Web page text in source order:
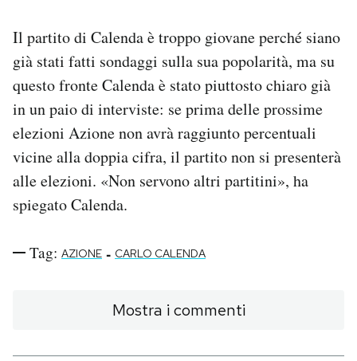
Il partito di Calenda è troppo giovane perché siano
già stati fatti sondaggi sulla sua popolarità, ma su
questo fronte Calenda è stato piuttosto chiaro già
in un paio di interviste: se prima delle prossime
elezioni Azione non avrà raggiunto percentuali
vicine alla doppia cifra, il partito non si presenterà
alle elezioni. «Non servono altri partitini», ha
spiegato Calenda.
Tag: AZIONE - CARLO CALENDA
Mostra i commenti